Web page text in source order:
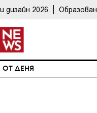
дизайн 2026
ОТ ДЕНЯ